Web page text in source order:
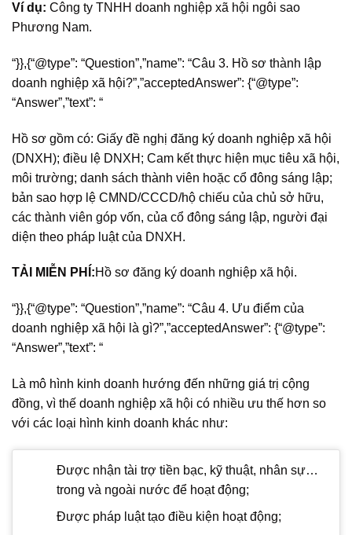
Ví dụ: Công ty TNHH doanh nghiệp xã hội ngôi sao
Phương Nam.
“}},{“@type”: “Question”,”name”: “Câu 3. Hồ sơ thành lập
doanh nghiệp xã hội?”,”acceptedAnswer”: {“@type”:
“Answer”,”text”: “
Hồ sơ gồm có: Giấy đề nghị đăng ký doanh nghiệp xã hội
(DNXH); điều lệ DNXH; Cam kết thực hiện mục tiêu xã hội,
môi trường; danh sách thành viên hoặc cổ đông sáng lập;
bản sao hợp lệ CMND/CCCD/hộ chiếu của chủ sở hữu,
các thành viên góp vốn, của cổ đông sáng lập, người đại
diện theo pháp luật của DNXH.
TẢI MIỄN PHÍ:Hồ sơ đăng ký doanh nghiệp xã hội.
“}},{“@type”: “Question”,”name”: “Câu 4. Ưu điểm của
doanh nghiệp xã hội là gì?”,”acceptedAnswer”: {“@type”:
“Answer”,”text”: “
Là mô hình kinh doanh hướng đến những giá trị cộng
đồng, vì thế doanh nghiệp xã hội có nhiều ưu thế hơn so
với các loại hình kinh doanh khác như:
Được nhận tài trợ tiền bạc, kỹ thuật, nhân sự…
trong và ngoài nước để hoạt động;
Được pháp luật tạo điều kiện hoạt động;